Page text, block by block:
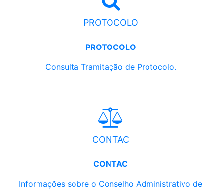
PROTOCOLO
PROTOCOLO
Consulta Tramitação de Protocolo.
CONTAC
CONTAC
Informações sobre o Conselho Administrativo de